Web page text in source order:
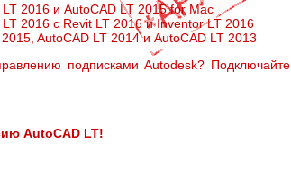
2016 и AutoCAD LT 2015 for Mac
2016 с Revit LT 2016 и Inventor LT 2016
AutoCAD LT 2014 и AutoCAD LT 2013
подписками Autodesk? Подключайте
AutoCAD LT!